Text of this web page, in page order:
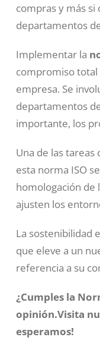
compras y más si
departamentos
Implementar la
compromiso total
empresa. Se
departamentos
importante, los
Una de las
esta norma ISO
homologación de
ajusten los
La sostenibilidad
que eleve a un
referencia a su
¿Cumples la
opinión.Visita
esperamos!